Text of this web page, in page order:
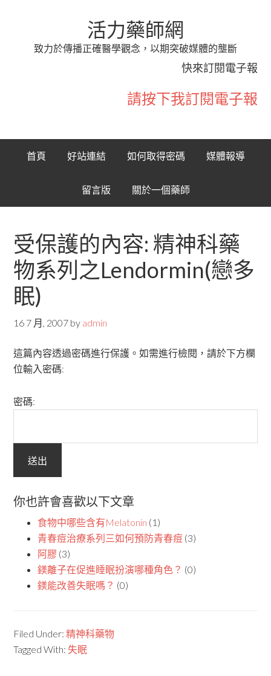
活力藥師網
致力於傳播正確醫學觀念，以期突破媒體的壟斷
快來訂閱電子報
請按下我訂閱電子報
首頁 好站連結 如何取得密碼 媒體報導
留言版 關於一個藥師
受保護的內容: 精神科藥
物系列之Lendormin(戀多
眠)
16 7 月, 2007 by admin
這篇內容透過密碼進行保護。如需進行檢閱，請於下方欄
位輸入密碼:
密碼:
你也許會喜歡以下文章
食物中哪些含有Melatonin (1)
青春痘治療系列三如何預防青春痘 (3)
阿膠 (3)
鎂離子在促進睡眠扮演哪種角色？ (0)
鎂能改善失眠嗎？ (0)
Filed Under:精神科藥物
Tagged With:失眠